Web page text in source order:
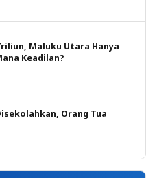
Maluku Utara Hanya
Keadilan?
Orang Tua